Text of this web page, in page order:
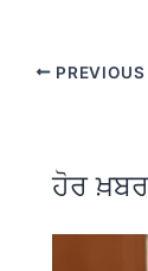
c
e
o
o
k
at
s
p
p
PREVIOUS
ਹੋਰ